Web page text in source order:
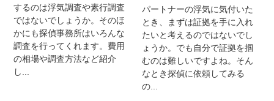
するのは浮気調査や素行調査
ではないでしょうか。そのほ
かにも探偵事務所はいろんな
調査を行ってくれます。費用
の相場や調査方法など紹介
し...
パートナーの浮気に気付いた
とき、まずは証拠を手に入れ
たいと考えるのではないでし
ょうか。でも自分で証拠を掴
むのは難しいですよね。そん
なとき探偵に依頼してみる
の...